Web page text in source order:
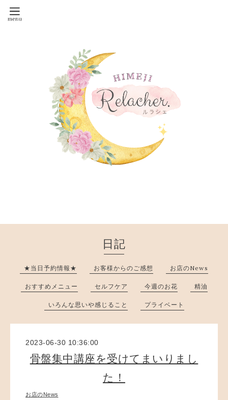
日記
★当日予約情報★ お客様からのご感想 お店のNews
おすすめメニュー セルフケア 今週のお花 精油
いろんな思いや感じること プライベート
2023-06-30 10:36:00
骨盤集中講座を受けてまいりまし
た！
お店のNews